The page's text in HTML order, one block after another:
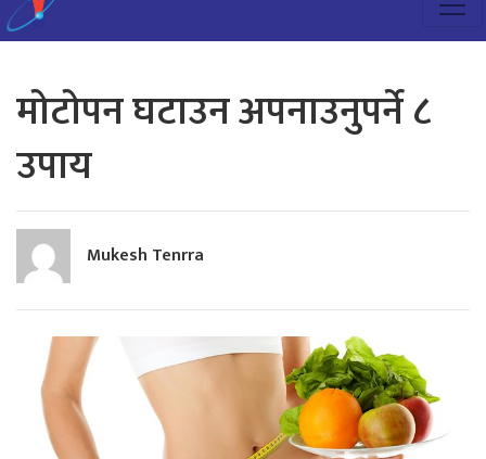
मोटोपन घटाउन अपनाउनुपर्ने ८
उपाय
Mukesh Tenrra